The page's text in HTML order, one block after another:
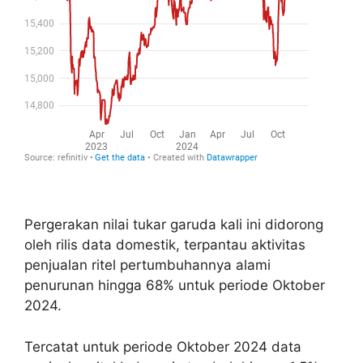
Pergerakan nilai tukar garuda kali ini didorong
oleh rilis data domestik, terpantau aktivitas
penjualan ritel pertumbuhannya alami
penurunan hingga 68% untuk periode Oktober
2024.
Tercatat untuk periode Oktober 2024 data